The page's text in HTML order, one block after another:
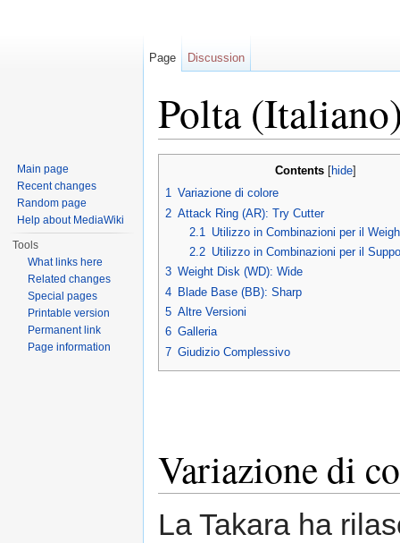
Polta
Contents hide
1 Variazione di colore
2 Attack Ring (AR): Try Cutter
2.1
Utilizzo in Combinazioni per il
2.2 Utilizzo in Combinazioni per il
3 Weight Disk (WD): Wide
4 Blade Base (BB): Sharp
5 Altre Versioni
6 Galleria
7 Giudizio Complessivo
Variazione di
La Takara ha
Page Discussion
Main page
Recent changes
Random page
Help about MediaWiki
Tools
What links here
Related changes
Special pages
Printable version
Permanent link
Page information